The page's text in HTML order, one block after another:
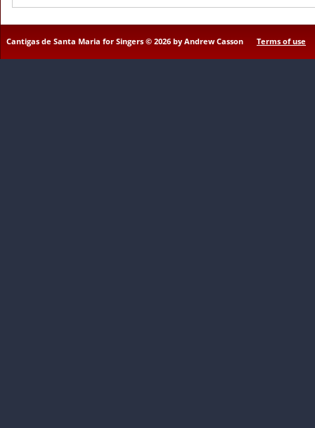
Cantigas de Santa Maria for Singers © 2026 by Andrew Casson Terms of use